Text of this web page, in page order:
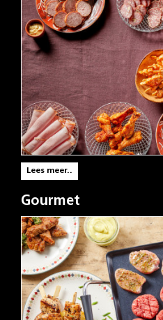
Lees meer..
Gourmet